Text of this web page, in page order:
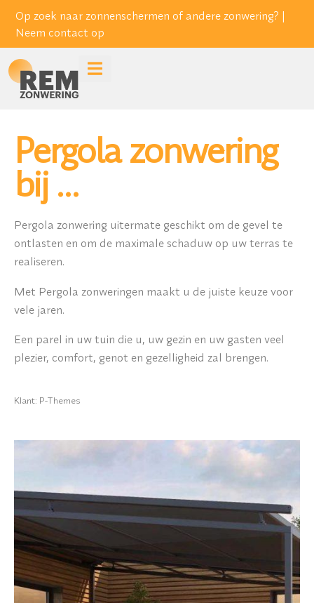
Op zoek naar zonnenschermen of andere zonwering? |
Neem contact op
Pergola zonwering
bij …
Pergola zonwering uitermate geschikt om de gevel te
ontlasten en om de maximale schaduw op uw terras te
realiseren.
Met Pergola zonweringen maakt u de juiste keuze voor
vele jaren.
Een parel in uw tuin die u, uw gezin en uw gasten veel
plezier, comfort, genot en gezelligheid zal brengen.
Klant: P-Themes